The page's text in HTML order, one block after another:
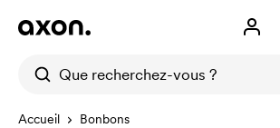
Accueil Bonbons